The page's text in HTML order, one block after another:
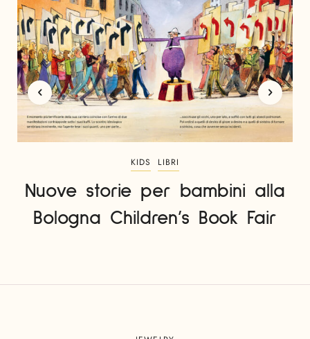
KIDS LIBRI
Nuove storie per bambini alla
Bologna Children’s Book Fair